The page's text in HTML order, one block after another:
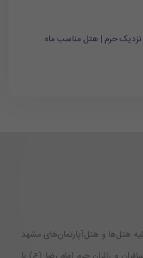
نزدیک حرم | هتل مناسب ماه
هتل‌ها و هتل‌آپارتمان‌های مشهد